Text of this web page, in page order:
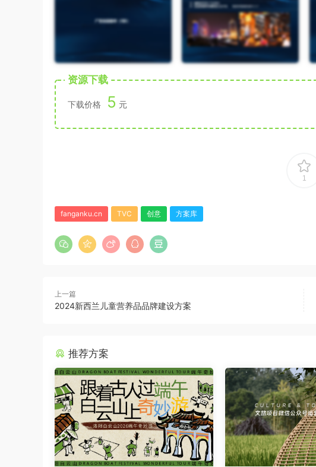
资源下载
下载价格 5 元
1
fanganku.cn TVC 创意 方案库
上一篇
2024新西兰儿童营养品品牌建设方案
推荐方案